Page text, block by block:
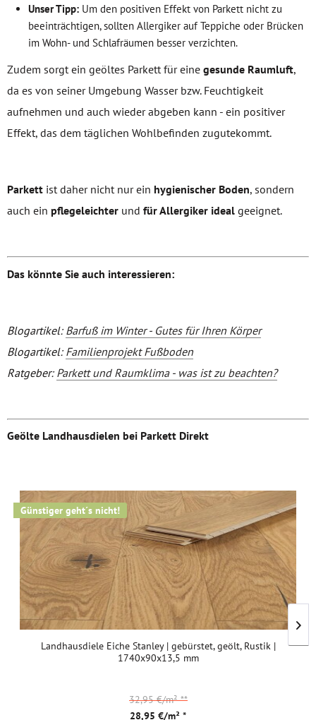
Unser Tipp: Um den positiven Effekt von Parkett nicht zu
beeinträchtigen, sollten Allergiker auf Teppiche oder Brücken
im Wohn- und Schlafräumen besser verzichten.
Zudem sorgt ein geöltes Parkett für eine gesunde Raumluft,
da es von seiner Umgebung Wasser bzw. Feuchtigkeit
aufnehmen und auch wieder abgeben kann - ein positiver
Effekt, das dem täglichen Wohlbefinden zugutekommt.
Parkett ist daher nicht nur ein hygienischer Boden, sondern
auch ein pflegeleichter und für Allergiker ideal geeignet.
Das könnte Sie auch interessieren:
Blogartikel: Barfuß im Winter - Gutes für Ihren Körper
Blogartikel: Familienprojekt Fußboden
Ratgeber: Parkett und Raumklima - was ist zu beachten?
Geölte Landhausdielen bei Parkett Direkt
Günstiger geht´s nicht!
Landhausdiele Eiche Stanley | gebürstet, geölt, Rustik |
1740x90x13,5 mm
28,95 €/m² *
32,95 €/m²**